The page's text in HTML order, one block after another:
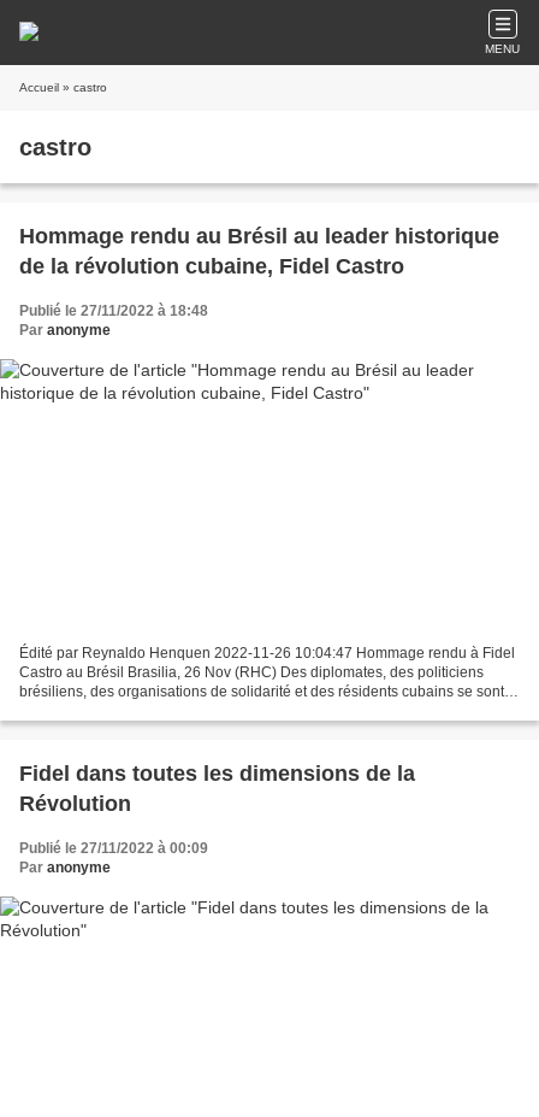
MENU
Accueil » castro
castro
Hommage rendu au Brésil au leader historique
de la révolution cubaine, Fidel Castro
Publié le 27/11/2022 à 18:48
Par anonyme
Édité par Reynaldo Henquen 2022-11-26 10:04:47 Hommage rendu à Fidel
Castro au Brésil Brasilia, 26 Nov (RHC) Des diplomates, des politiciens
brésiliens, des organisations de solidarité et des résidents cubains se sont
Fidel dans toutes les dimensions de la
Révolution
Publié le 27/11/2022 à 00:09
Par anonyme